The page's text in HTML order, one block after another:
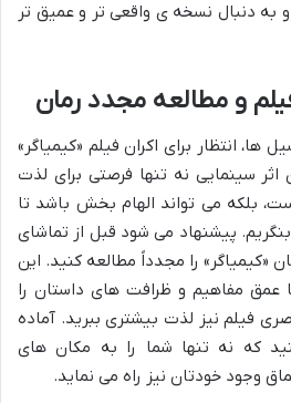
به دنبال نسخه ی واقعی تر و عمیق تر
و مطالعه مجدد رمان
ها، انتظار برای اکران فیلم «کیمیاگر»
اثر سینمایی نه تنها فرصتی برای لذت
بلکه می تواند الهام بخش باشد تا
بنگریم. پیشنهاد می شود قبل از تماشای
«کیمیاگر» را مجدداً مطالعه کنید. این
عمق مفاهیم و ظرافت های داستان را
فیلم نیز لذت بیشتری ببرید. آماده
که نه تنها شما را به مکان های
وجود خودتان نیز راه می نماید.